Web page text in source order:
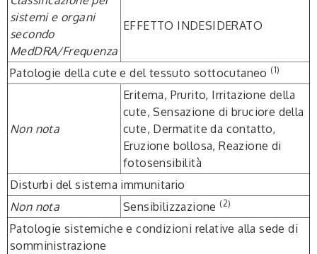
sistemi e organi
secondo
MedDRA/Frequenza
EFFETTO INDESIDERATO
Patologie della cute e del tessuto sottocutaneo (1)
Non nota
Eritema, Prurito, Irritazione della
cute, Sensazione di bruciore della
cute, Dermatite da contatto,
Eruzione bollosa, Reazione di
fotosensibilità
Disturbi del sistema immunitario
Non nota
Sensibilizzazione (2)
Patologie sistemiche e condizioni relative alla sede di
somministrazione